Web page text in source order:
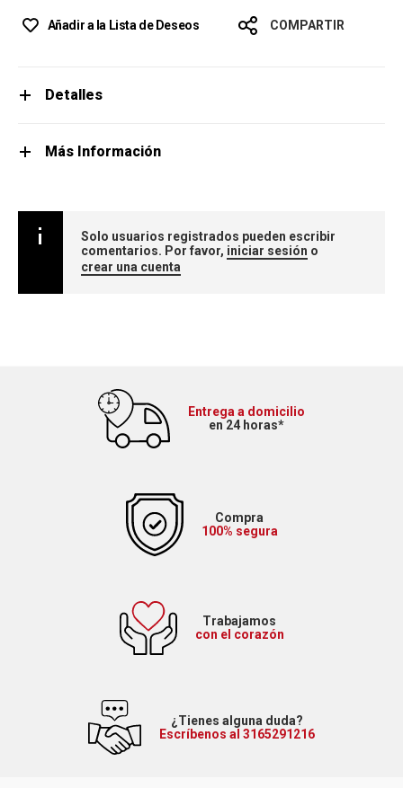
Añadir a la Lista de Deseos COMPARTIR
Detalles
Más Información
Solo usuarios registrados pueden escribir
comentarios. Por favor, iniciar sesión o
crear una cuenta
Entrega a domicilio
en 24 horas*
Compra
100% segura
Trabajamos
con el corazón
¿Tienes alguna duda?
Escríbenos al 3165291216